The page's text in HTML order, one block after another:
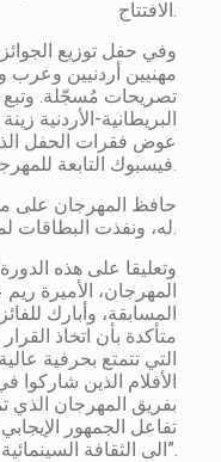
وفي حفل توزيع
مهنيين أردنيين وعرب
تصريحات مُسجّلة.
البريطانية-الأردنية
عوض فقرات الحفل
حافظ المهرجان على
وتعليقا على هذه
المهرجان، الأميرة
المسابقة، وأبارك
متأكدة بأن اتخاذ
التي تتمتع بحرفية
الأفلام الذين شاركوا
بفريق المهرجان الذي
تفاعل الجمهور
الى الثقافة السينمائية في جميع الأوقات”.